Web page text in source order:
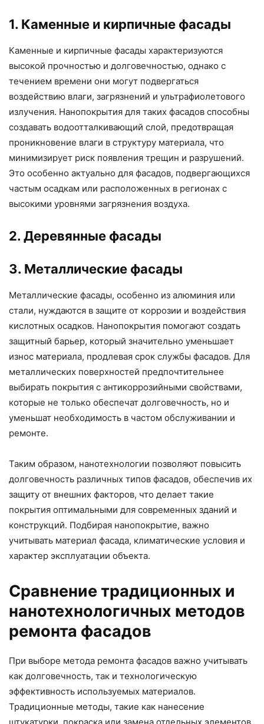
1. Каменные и кирпичные фасады
Каменные и кирпичные фасады характеризуются
высокой прочностью и долговечностью, однако с
течением времени они могут подвергаться
воздействию влаги, загрязнений и ультрафиолетового
излучения. Нанопокрытия для таких фасадов способны
создавать водоотталкивающий слой, предотвращая
проникновение влаги в структуру материала, что
минимизирует риск появления трещин и разрушений.
Это особенно актуально для фасадов, подвергающихся
частым осадкам или расположенных в регионах с
высокими уровнями загрязнения воздуха.
2. Деревянные фасады
3. Металлические фасады
Металлические фасады, особенно из алюминия или
стали, нуждаются в защите от коррозии и воздействия
кислотных осадков. Нанопокрытия помогают создать
защитный барьер, который значительно уменьшает
износ материала, продлевая срок службы фасадов. Для
металлических поверхностей предпочтительнее
выбирать покрытия с антикоррозийными свойствами,
которые не только обеспечат долговечность, но и
уменьшат необходимость в частом обслуживании и
ремонте.
Таким образом, нанотехнологии позволяют повысить
долговечность различных типов фасадов, обеспечив их
защиту от внешних факторов, что делает такие
покрытия оптимальными для современных зданий и
конструкций. Подбирая нанопокрытие, важно
учитывать материал фасада, климатические условия и
характер эксплуатации объекта.
Сравнение традиционных и
нанотехнологичных методов
ремонта фасадов
При выборе метода ремонта фасадов важно учитывать
как долговечность, так и технологическую
эффективность используемых материалов.
Традиционные методы, такие как нанесение